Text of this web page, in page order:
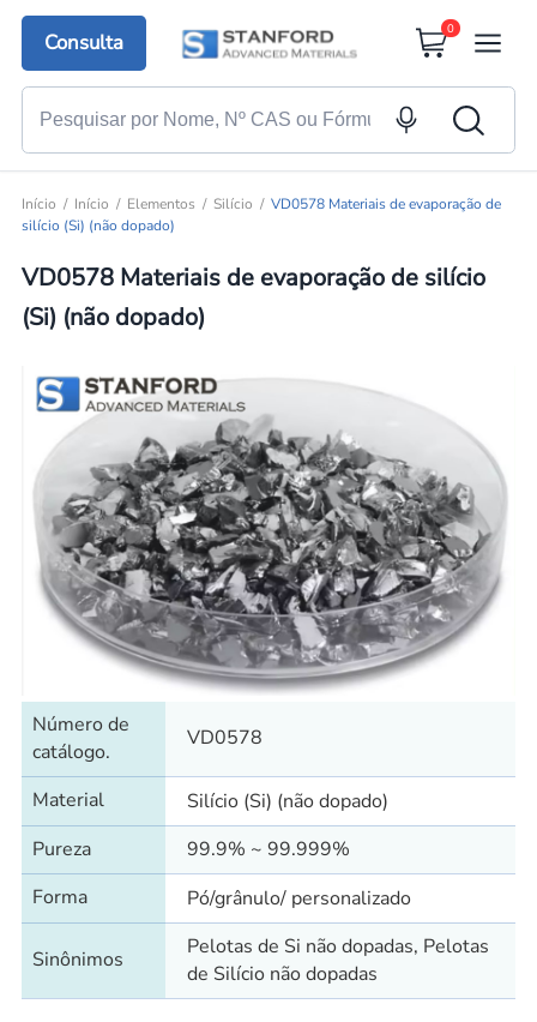
Consulta
0
Início Início Elementos Silício
VD0578 Materiais de evaporação de
silício (Si) (não dopado)
VD0578 Materiais de evaporação de silício
(Si) (não dopado)
Número de
catálogo.
VD0578
Material
Silício (Si) (não dopado)
Pureza
99.9% ~ 99.999%
Forma
Pó/grânulo/ personalizado
Sinônimos
Pelotas de Si não dopadas, Pelotas
de Silício não dopadas